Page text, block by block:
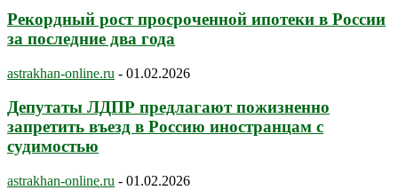
Рекордный рост просроченной ипотеки в России
за последние два года
astrakhan-online.ru - 01.02.2026
Депутаты ЛДПР предлагают пожизненно
запретить въезд в Россию иностранцам с
судимостью
astrakhan-online.ru - 01.02.2026